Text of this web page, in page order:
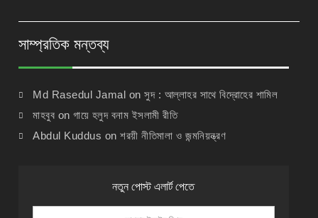
সাম্প্রতিক মন্তব্য
Md Rasedul Jamal onসুদ : আল্লাহর সাথে বিদ্রোহের শামিল
মাহবুব onগায়ে হলুদ বনাম ইসলামী রীতি
Abdul Kuddus onশরয়ী নীতিমালা ও জন্মনিয়ন্ত্রণ
নতুন পোস্ট এলার্ট পেতে